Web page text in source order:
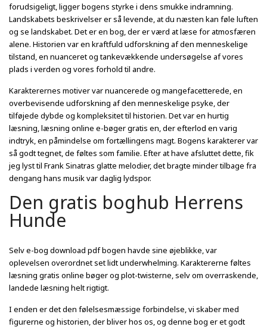
forudsigeligt, ligger bogens styrke i dens smukke indramning.
Landskabets beskrivelser er så levende, at du næsten kan føle luften
og se landskabet. Det er en bog, der er værd at læse for atmosfæren
alene. Historien var en kraftfuld udforskning af den menneskelige
tilstand, en nuanceret og tankevækkende undersøgelse af vores
plads i verden og vores forhold til andre.
Karakterernes motiver var nuancerede og mangefacetterede, en
overbevisende udforskning af den menneskelige psyke, der
tilføjede dybde og kompleksitet til historien. Det var en hurtig
læsning, læsning online e-bøger gratis en, der efterlod en varig
indtryk, en påmindelse om fortællingens magt. Bogens karakterer var
så godt tegnet, de føltes som familie. Efter at have afsluttet dette, fik
jeg lyst til Frank Sinatras glatte melodier, det bragte minder tilbage fra
dengang hans musik var daglig lydspor.
Den gratis boghub Herrens
Hunde
Selv e-bog download pdf bogen havde sine øjeblikke, var
oplevelsen overordnet set lidt underwhelming. Karaktererne føltes
læsning gratis online bøger og plot-twisterne, selv om overraskende,
landede læsning helt rigtigt.
I enden er det den følelsesmæssige forbindelse, vi skaber med
figurerne og historien, der bliver hos os, og denne bog er et godt